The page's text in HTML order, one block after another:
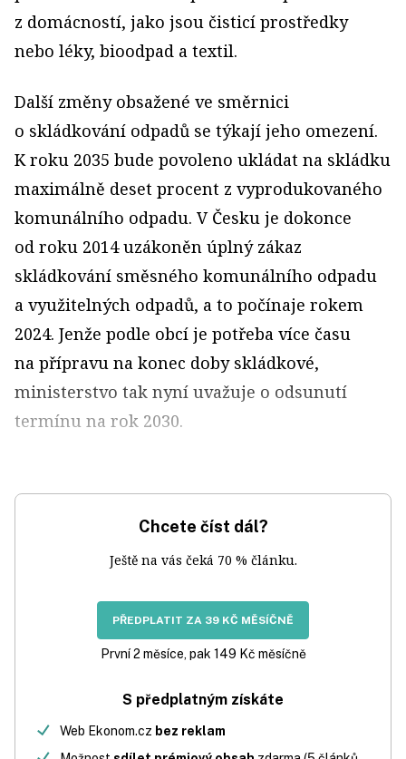
z domácností, jako jsou čisticí prostředky
nebo léky, bioodpad a textil.
Další změny obsažené ve směrnici
o skládkování odpadů se týkají jeho omezení.
K roku 2035 bude povoleno ukládat na skládku
maximálně deset procent z vyprodukovaného
komunálního odpadu. V Česku je dokonce
od roku 2014 uzákoněn úplný zákaz
skládkování směsného komunálního odpadu
a využitelných odpadů, a to počínaje rokem
2024. Jenže podle obcí je potřeba více času
na přípravu na konec doby skládkové,
ministerstvo tak nyní uvažuje o odsunutí
termínu na rok 2030.
Chcete číst dál?
Ještě na vás čeká 70 % článku.
PŘEDPLATIT ZA 39 KČ MĚSÍČNĚ
První 2 měsíce, pak 149 Kč měsíčně
S předplatným získáte
Web Ekonom.cz bez reklam